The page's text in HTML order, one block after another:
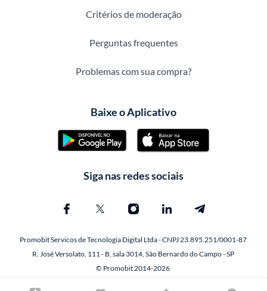
Critérios de moderação
Perguntas frequentes
Problemas com sua compra?
Baixe o Aplicativo
Siga nas redes sociais
Promobit Servicos de Tecnologia Digital Ltda - CNPJ 23.895.251/0001-87
R. José Versolato, 111 - B, sala 3014, São Bernardo do Campo - SP
© Promobit 2014-2026